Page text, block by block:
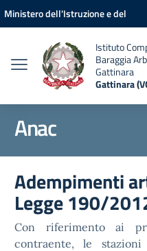
Vai ai contenuti
Vai al menu di navigazione
Vai al footer
Ministero dell'Istruzione e del
Istituto
Baraggia
Gattinara
Gattinara
Anac
Adempimenti
Legge 190/
Con riferimento ai
contraente, le